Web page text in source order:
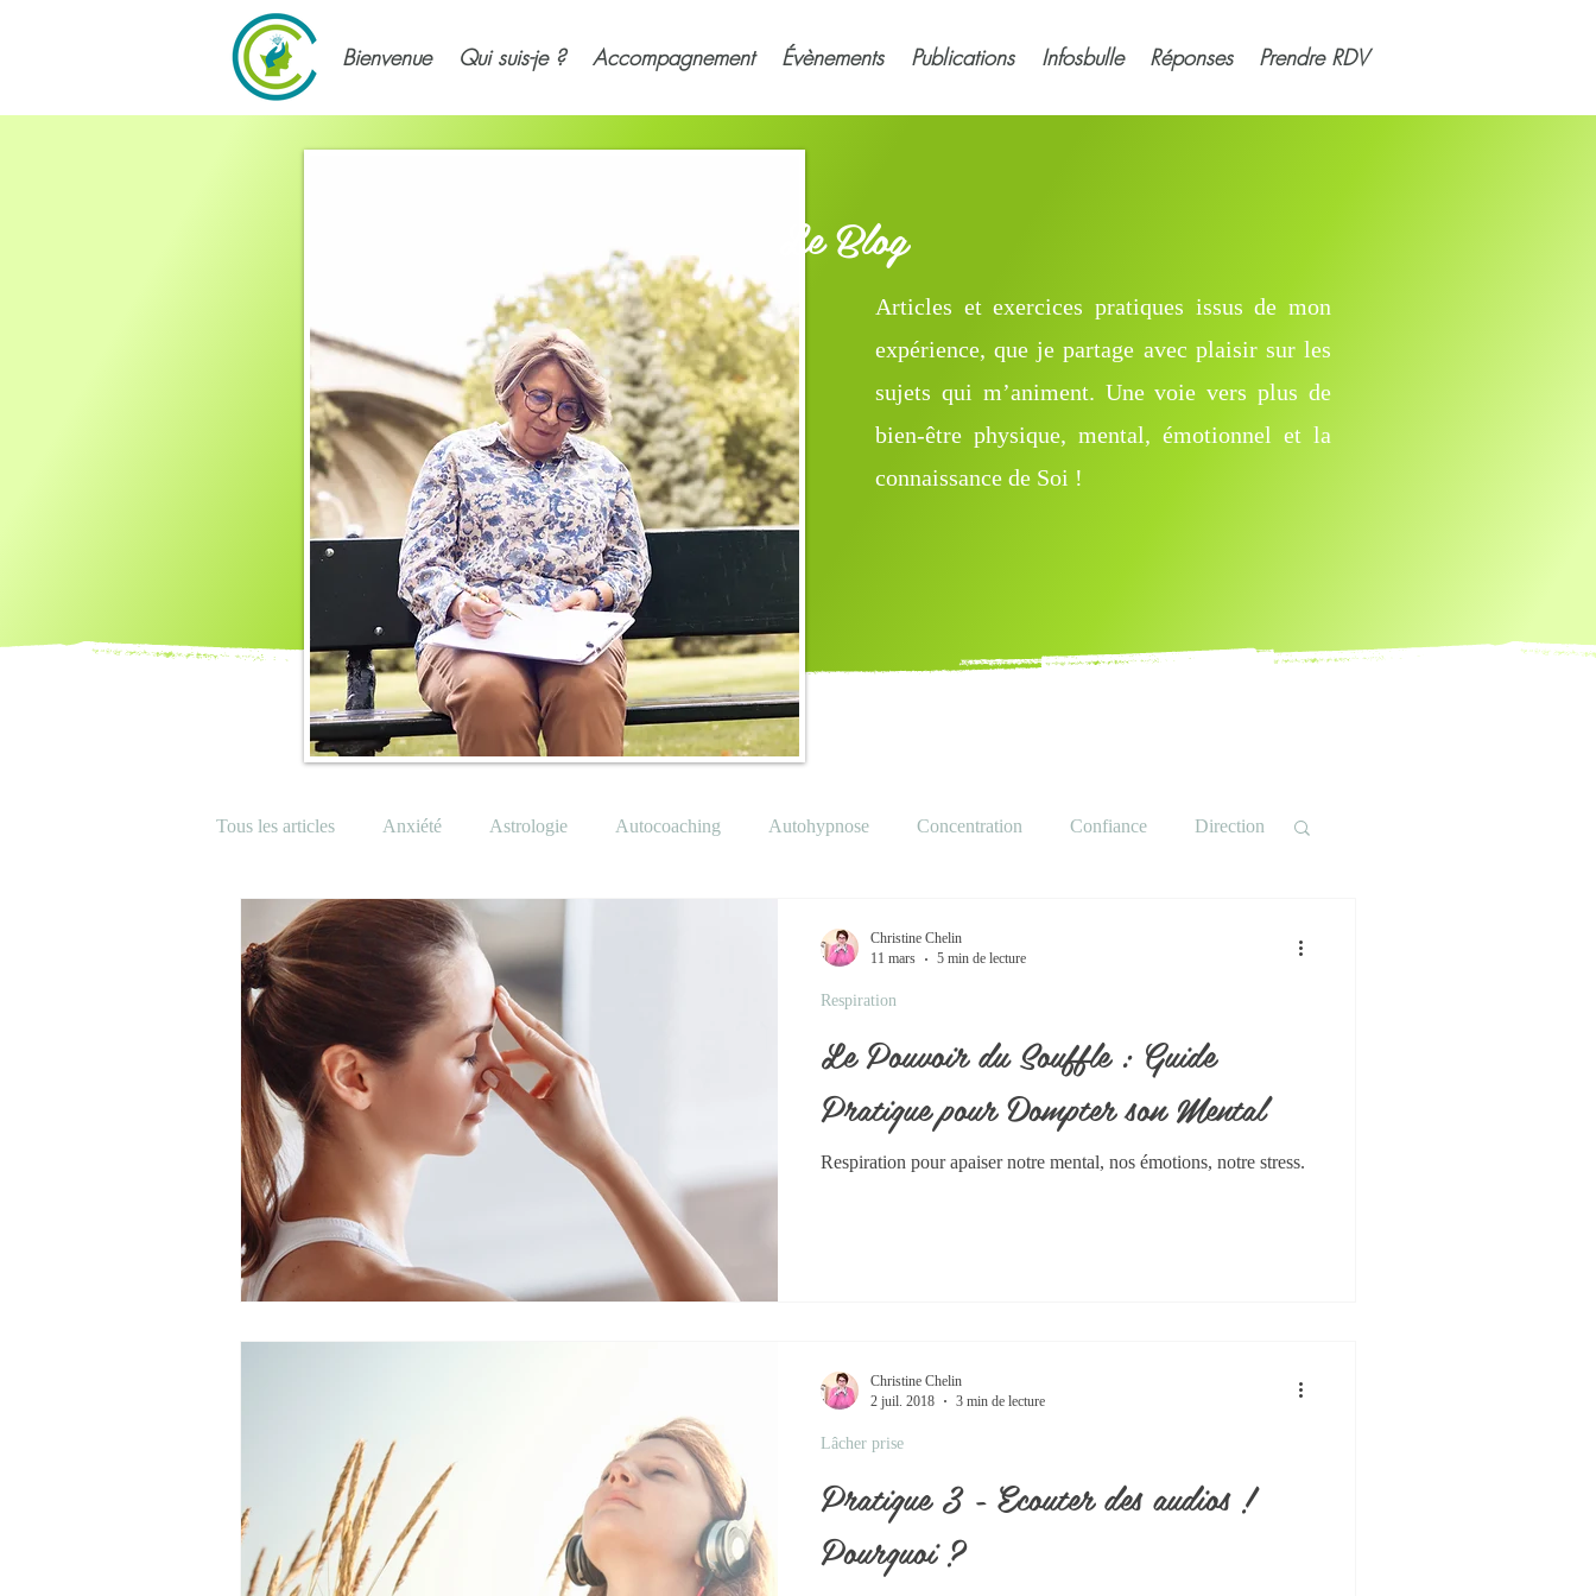
Bienvenue Qui suis-je ? Accompagnement Évènements Publications Infosbulle Réponses Prendre RDV
Articles et exercices pratiques issus de mon
expérience, que je partage avec plaisir sur les
sujets qui m’animent. Une voie vers plus de
bien-être physique, mental, émotionnel et la
connaissance de Soi !
Le Blog
Tous les articles Anxiété Astrologie Autocoaching Autohypnose Concentration Confiance Direction
Douleurs Emotions
Instant présent Intuition Lâcher prise
Sécurité Sophrologie Transgénérationnel
Le Pouvoir du Souffle : Guide
Pratique pour Dompter son Mental
Respiration pour apaiser notre mental, nos émotions, notre stress.
Respiration
Christine Chelin
11 mars
5 min de lecture
Pratique 3 - Ecouter des audios !
Pourquoi ?
Lâcher prise
Christine Chelin
2 juil. 2018
3 min de lecture